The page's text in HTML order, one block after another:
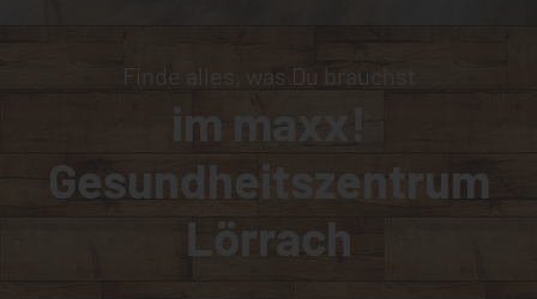
im maxx!
Gesundheitszentrum
Lörrach
Finde alles, was Du brauchst